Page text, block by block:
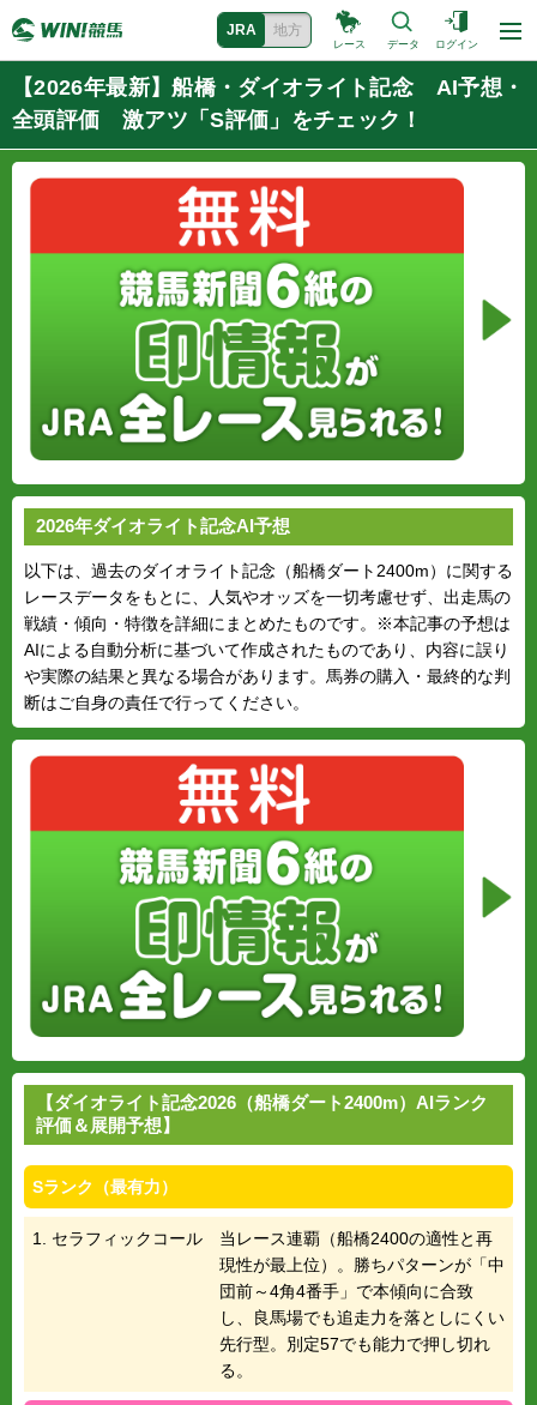
JRA 地方
レース データ ログイン
【2026年最新】船橋・ダイオライト記念 AI予想・
全頭評価 激アツ「S評価」をチェック！
2026年ダイオライト記念AI予想
以下は、過去のダイオライト記念（船橋ダート2400m）に関する
レースデータをもとに、人気やオッズを一切考慮せず、出走馬の
戦績・傾向・特徴を詳細にまとめたものです。※本記事の予想は
AIによる自動分析に基づいて作成されたものであり、内容に誤り
や実際の結果と異なる場合があります。馬券の購入・最終的な判
断はご自身の責任で行ってください。
【ダイオライト記念2026（船橋ダート2400m）AIランク
評価＆展開予想】
Sランク（最有力）
1. セラフィックコール
当レース連覇（船橋2400の適性と再
現性が最上位）。勝ちパターンが「中
団前～4角4番手」で本傾向に合致
し、良馬場でも追走力を落としにくい
先行型。別定57でも能力で押し切れ
る。